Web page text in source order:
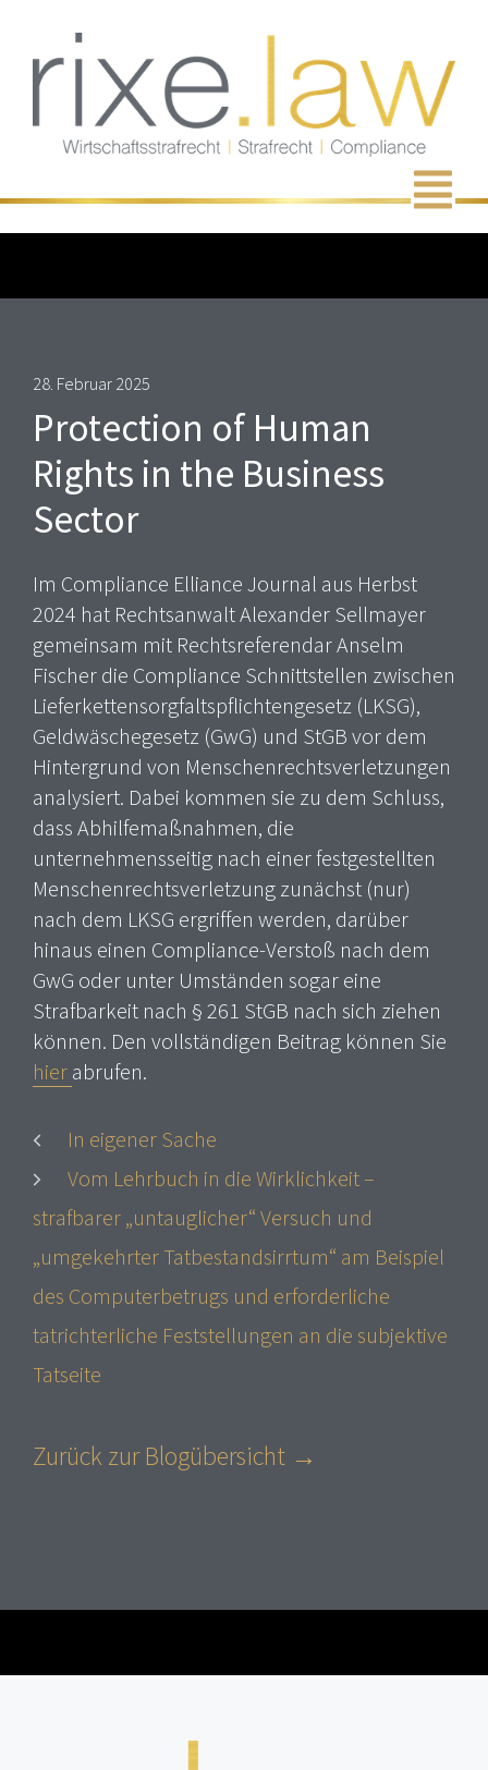
Inhalt
springen
Menü
28. Februar 2025
Protection of Human
Rights in the Business
Sector
Im Compliance Elliance Journal aus Herbst
2024 hat Rechtsanwalt Alexander Sellmayer
gemeinsam mit Rechtsreferendar Anselm
Fischer die Compliance Schnittstellen zwischen
Lieferkettensorgfaltspflichtengesetz (LKSG),
Geldwäschegesetz (GwG) und StGB vor dem
Hintergrund von Menschenrechtsverletzungen
analysiert. Dabei kommen sie zu dem Schluss,
dass Abhilfemaßnahmen, die
unternehmensseitig nach einer festgestellten
Menschenrechtsverletzung zunächst (nur)
nach dem LKSG ergriffen werden, darüber
hinaus einen Compliance-Verstoß nach dem
GwG oder unter Umständen sogar eine
Strafbarkeit nach § 261 StGB nach sich ziehen
können. Den vollständigen Beitrag können Sie
hier abrufen.
In eigener Sache
Vom Lehrbuch in die Wirklichkeit –
strafbarer „untauglicher“ Versuch und
„umgekehrter Tatbestandsirrtum“ am Beispiel
des Computerbetrugs und erforderliche
tatrichterliche Feststellungen an die subjektive
Tatseite
Zurück zur Blogübersicht →